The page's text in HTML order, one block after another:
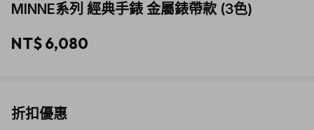
MINNE系列 經典手錶 金屬錶帶款 (3色)
NT$ 6,080
折扣優惠